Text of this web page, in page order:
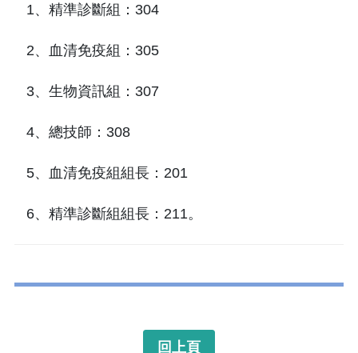
1、精準診斷組：304
2、血清免疫組：305
3、生物資訊組：307
4、總技師：308
5、血清免疫組組長：201
6、精準診斷組組長：211。
回上頁